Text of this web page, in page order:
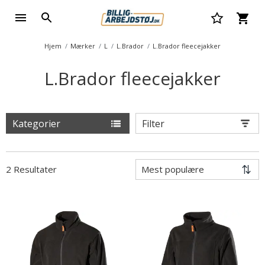
Hjem Mærker L L.Brador L.Brador fleecejakker
L.Brador fleecejakker
Kategorier Filter
2 Resultater